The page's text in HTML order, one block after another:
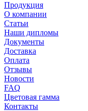
Продукция
О компании
Статьи
Наши дипломы
Документы
Доставка
Оплата
Отзывы
Новости
FAQ
Цветовая гамма
Контакты